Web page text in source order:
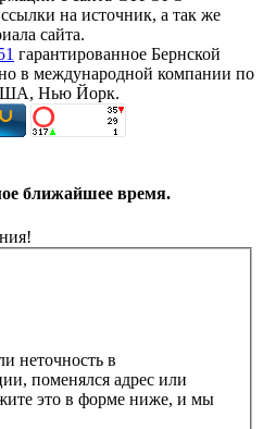
на источник, а так же
сайта.
гарантированное Бернской
в международной компании по
США, Нью Йорк.
ближайшее время.
неточность в
поменялся адрес или
это в форме ниже, и мы